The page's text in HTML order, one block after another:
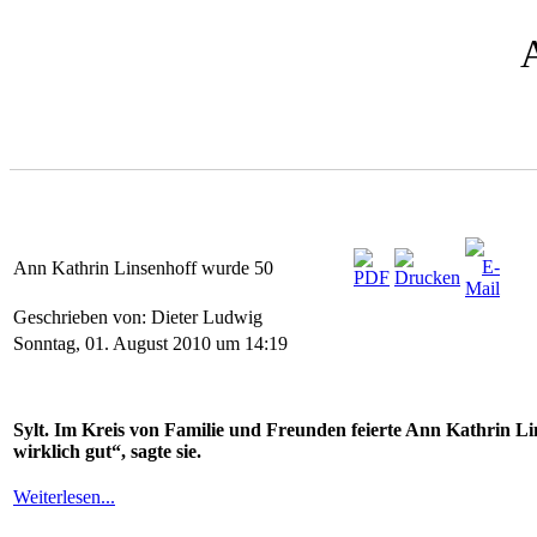
Ann Kathrin Linsenhoff wurde 50
Geschrieben von: Dieter Ludwig
Sonntag, 01. August 2010 um 14:19
Sylt. Im Kreis von Familie und Freunden feierte Ann Kathrin
wirklich gut“, sagte sie.
Weiterlesen...